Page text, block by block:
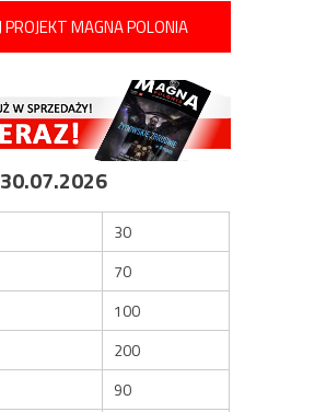
PROJEKT MAGNA POLONIA
30
70
100
200
90